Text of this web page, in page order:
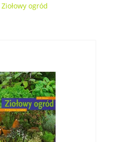
Ziołowy ogród